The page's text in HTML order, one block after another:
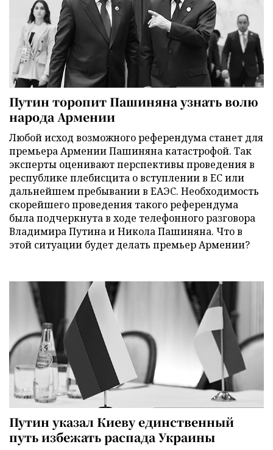
Путин торопит Пашиняна узнать волю
народа Армении
Любой исход возможного референдума станет для
премьера Армении Пашиняна катастрофой. Так
эксперты оценивают перспективы проведения в
республике плебисцита о вступлении в ЕС или
дальнейшем пребывании в ЕАЭС. Необходимость
скорейшего проведения такого референдума
была подчеркнута в ходе телефонного разговора
Владимира Путина и Никола Пашиняна. Что в
этой ситуации будет делать премьер Армении?
Путин указал Киеву единственный
путь избежать распада Украины